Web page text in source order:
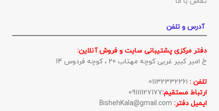
آدرس و تلفن
دفتر مرکزی پشتیبانی سایت و فروش آنلاین:
خ امیر کبیر غربی کوچه مهتاب 20 ، کوچه فردوس 14
تلفن :
ارتباط مستقیم:09111127177
ایمیل دفتر: